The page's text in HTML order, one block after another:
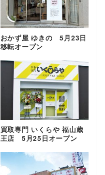
おかず屋 ゆきの 5月23日
移転オープン
買取専門 いくらや 福山蔵
王店 5月25日オープン